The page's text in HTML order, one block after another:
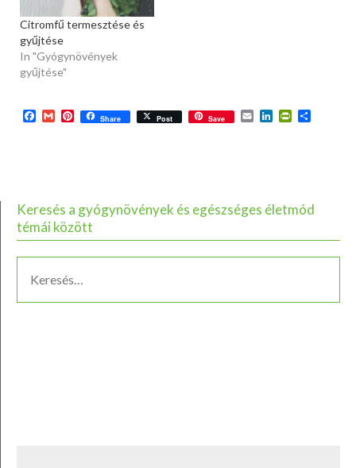
Citromfű termesztése és
gyűjtése
In "Gyógynövények
gyűjtése"
Facebook
GmailPinterest
Share Post Save EmailLinkedIn
Keresés a gyógynövények és egészséges életmód
témái között